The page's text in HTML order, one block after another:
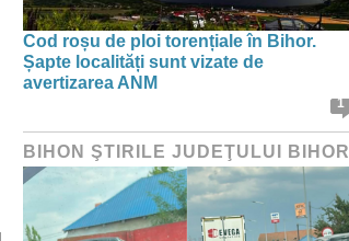
Cod roșu de ploi torențiale în Bihor.
Șapte localități sunt vizate de
avertizarea ANM
1
BIHON ŞTIRILE JUDEŢULUI BIHOR